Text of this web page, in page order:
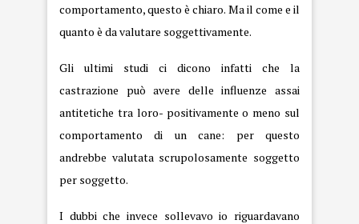
comportamento, questo è chiaro. Ma il come e il
quanto è da valutare soggettivamente.
Gli ultimi studi ci dicono infatti che la
castrazione può avere delle influenze assai
antitetiche tra loro- positivamente o meno sul
comportamento di un cane: per questo
andrebbe valutata scrupolosamente soggetto
per soggetto.
I dubbi che invece sollevavo io riguardavano